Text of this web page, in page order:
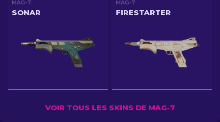
MAG-7
SONAR
MAG-7
FIRESTARTER
VOIR TOUS LES SKINS DE MAG-7